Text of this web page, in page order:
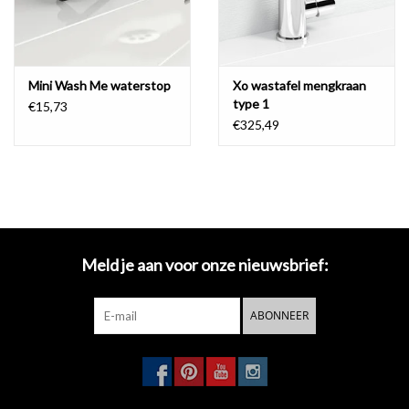
InBe type 2 sifon, deze heeft een iets kleiner formaat en past
daardoor perfect bij deze fontein.
met staande kraan of wandkraan
handleidingen.
Doordat het bassin tot tegen de muur komt is er aan de rechtse
de wand steunt de fontein daarom aan één zijde op een metalen
Mini Wash Me waterstop
€15,73
Xo wastafel mengkraan
type 1
€325,49
Meld je aan voor onze nieuwsbrief:
ABONNEER